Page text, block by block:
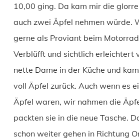
10,00 ging. Da kam mir die
auch zwei Äpfel nehmen würde.
gerne als Proviant beim
Verblüfft und sichtlich erleichtert
nette Dame in der Küche und
voll Äpfel zurück. Auch wenn es
Äpfel waren, wir nahmen die
packten sie in die neue Tasche.
schon weiter gehen in Richtung